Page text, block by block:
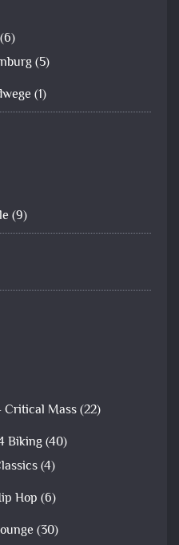
(6)
(5)
(1)
(9)
Critical Mass(22)
Biking(40)
(4)
Hop(6)
(30)